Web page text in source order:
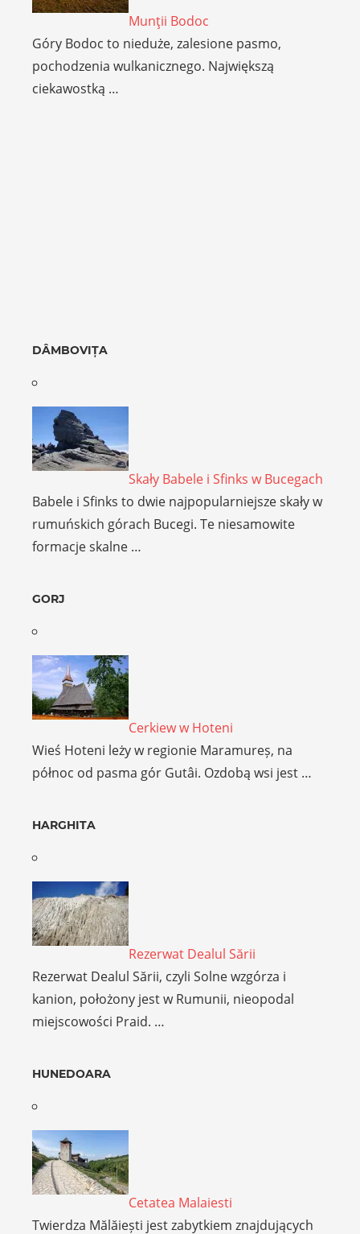
Munţii Bodoc
Góry Bodoc to nieduże, zalesione pasmo,
pochodzenia wulkanicznego. Największą
ciekawostką …
DÂMBOVIȚA
Skały Babele i Sfinks w Bucegach
Babele i Sfinks to dwie najpopularniejsze skały w
rumuńskich górach Bucegi. Te niesamowite
formacje skalne …
GORJ
Cerkiew w Hoteni
Wieś Hoteni leży w regionie Maramureș, na
północ od pasma gór Gutâi. Ozdobą wsi jest …
HARGHITA
Rezerwat Dealul Sării
Rezerwat Dealul Sării, czyli Solne wzgórza i
kanion, położony jest w Rumunii, nieopodal
miejscowości Praid. …
HUNEDOARA
Cetatea Malaiesti
Twierdza Mălăiești jest zabytkiem znajdujących